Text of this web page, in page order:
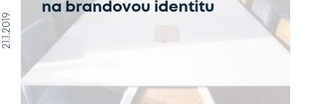
na brandovou identitu
21.1.2019